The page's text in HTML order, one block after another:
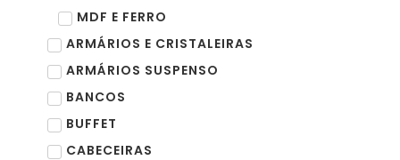
MDF E FERRO
ARMÁRIOS E CRISTALEIRAS
ARMÁRIOS SUSPENSO
BANCOS
BUFFET
CABECEIRAS